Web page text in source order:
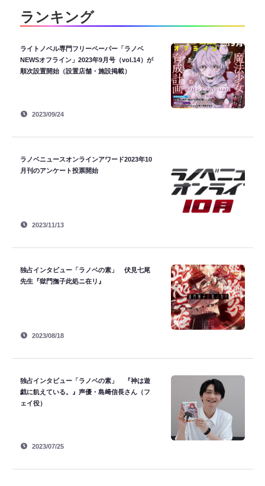
ランキング
ライトノベル専門フリーペーパー「ラノベ
NEWSオフライン」2023年9月号（vol.14）が
順次設置開始（設置店舗・施設掲載）
2023/09/24
ラノベニュースオンラインアワード2023年10
月刊のアンケート投票開始
2023/11/13
独占インタビュー「ラノベの素」 伏見七尾
先生『獄門撫子此処ニ在リ』
2023/08/18
独占インタビュー「ラノベの素」 『神は遊
戯に飢えている。』声優・島﨑信長さん（フ
ェイ役）
2023/07/25